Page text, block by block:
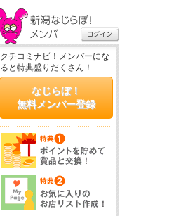
クチコミナビ！メンバーにな
ると特典盛りだくさん！
なじらぼ！
無料メンバー登録